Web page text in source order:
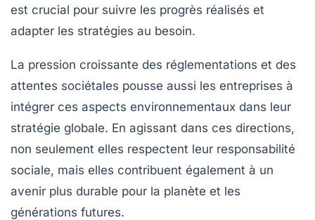
est crucial pour suivre les progrès réalisés et
adapter les stratégies au besoin.
La pression croissante des réglementations et des
attentes sociétales pousse aussi les entreprises à
intégrer ces aspects environnementaux dans leur
stratégie globale. En agissant dans ces directions,
non seulement elles respectent leur responsabilité
sociale, mais elles contribuent également à un
avenir plus durable pour la planète et les
générations futures.